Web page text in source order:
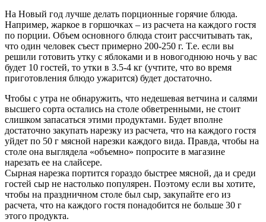
На Новый год лучше делать порционные горячие блюда.
Например, жаркое в горшочках – из расчета на каждого гостя
по порции. Объем основного блюда стоит рассчитывать так,
что один человек съест примерно 200-250 г. Т.е. если вы
решили готовить утку с яблоками и в новогоднюю ночь у вас
будет 10 гостей, то утки в 3.5-4 кг (учтите, что во время
приготовления блюдо ужарится) будет достаточно.
Чтобы с утра не обнаружить, что недешевая ветчина и салями
высшего сорта остались на столе обветренными, не стоит
слишком запасаться этими продуктами. Будет вполне
достаточно закупать нарезку из расчета, что на каждого гостя
уйдет по 50 г мясной нарезки каждого вида. Правда, чтобы на
столе она выглядела «объемно» попросите в магазине
нарезать ее на слайсере.
Сырная нарезка портится гораздо быстрее мясной, да и среди
гостей сыр не настолько популярен. Поэтому если вы хотите,
чтобы на праздничном столе был сыр, закупайте его из
расчета, что на каждого гостя понадобится не больше 30 г
этого продукта.